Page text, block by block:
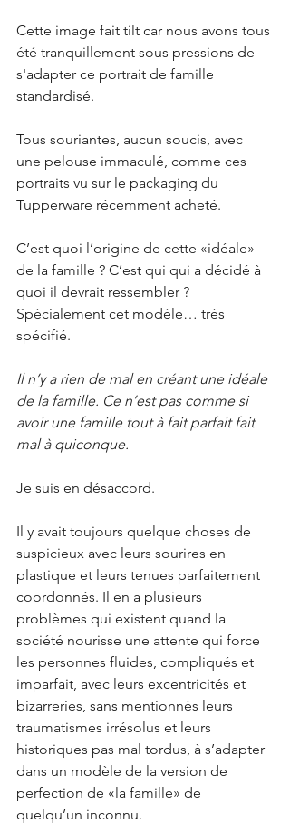
Cette image fait tilt car nous avons tous
été tranquillement sous pressions de
s'adapter ce portrait de famille
standardisé.
Tous souriantes, aucun soucis, avec
une pelouse immaculé, comme ces
portraits vu sur le packaging du
Tupperware récemment acheté.
C’est quoi l’origine de cette «idéale»
de la famille ? C’est qui qui a décidé à
quoi il devrait ressembler ?
Spécialement cet modèle… très
spécifié.
Il n’y a rien de mal en créant une idéale
de la famille. Ce n’est pas comme si
avoir une famille tout à fait parfait fait
mal à quiconque.
Je suis en désaccord.
Il y avait toujours quelque choses de
suspicieux avec leurs sourires en
plastique et leurs tenues parfaitement
coordonnés. Il en a plusieurs
problèmes qui existent quand la
société nourisse une attente qui force
les personnes fluides, compliqués et
imparfait, avec leurs excentricités et
bizarreries, sans mentionnés leurs
traumatismes irrésolus et leurs
historiques pas mal tordus, à s’adapter
dans un modèle de la version de
perfection de «la famille» de
quelqu’un inconnu.